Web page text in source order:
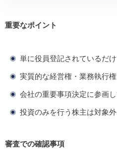
重要なポイント
単に役員登記されているだ
実質的な経営権・業務執行
会社の重要事項決定に参画
投資のみを行う株主は対象外
審査での確認事項